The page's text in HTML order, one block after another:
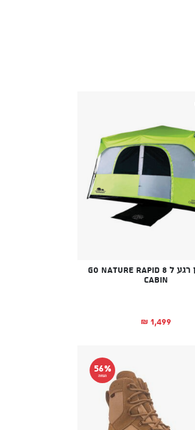
אוהל בן רגע ל 8 Go Nature Rapid
Cabin
₪ 1,499
56%
הנחה